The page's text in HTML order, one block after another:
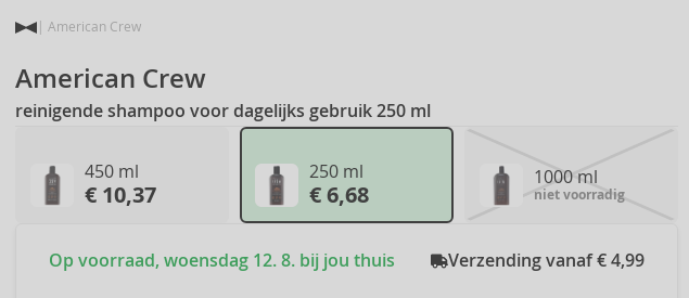
American Crew
American Crew
reinigende shampoo voor dagelijks gebruik 250 ml
450 ml
€ 10,37
250 ml
€ 6,68
1000 ml
niet voorradig
Op voorraad, woensdag 12. 8. bij jou thuis Verzending vanaf € 4,99